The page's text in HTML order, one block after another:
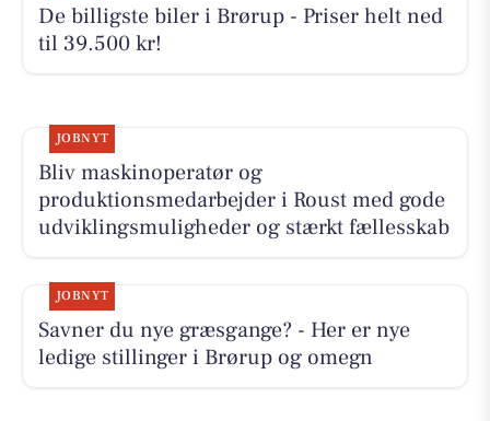
De billigste biler i Brørup - Priser helt ned
til 39.500 kr!
JOBNYT
Bliv maskinoperatør og
produktionsmedarbejder i Roust med gode
udviklingsmuligheder og stærkt fællesskab
JOBNYT
Savner du nye græsgange? - Her er nye
ledige stillinger i Brørup og omegn